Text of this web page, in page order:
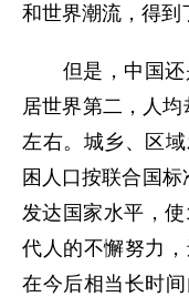
和世界潮流，得到
但是，中国还
居世界第二，人
左右。城乡、区
困人口按联合国
发达国家水平，
代人的不懈努力
在今后相当长时